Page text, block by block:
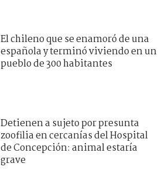
El chileno que se enamoró de una
española y terminó viviendo en un
pueblo de 300 habitantes
Detienen a sujeto por presunta
zoofilia en cercanías del Hospital
de Concepción: animal estaría
grave